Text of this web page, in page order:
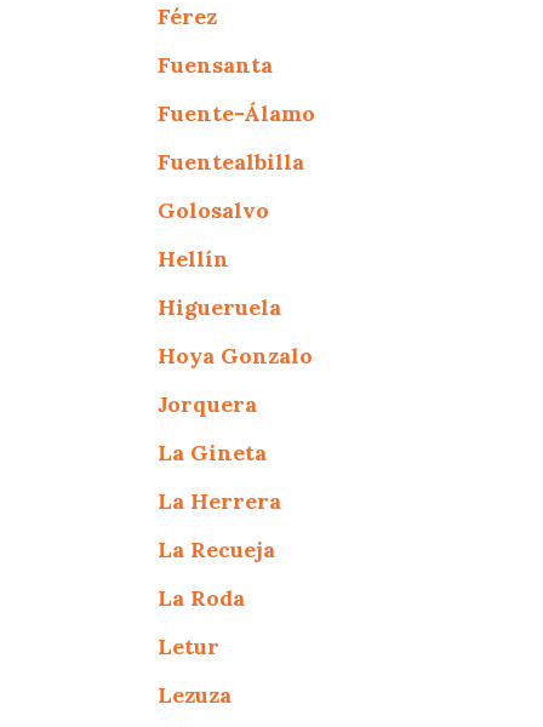
Férez
Fuensanta
Fuente-Álamo
Fuentealbilla
Golosalvo
Hellín
Higueruela
Hoya Gonzalo
Jorquera
La Gineta
La Herrera
La Recueja
La Roda
Letur
Lezuza